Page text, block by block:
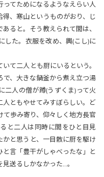
てためになるようなえらい人
、寒山というものがおり、じ
ると。そう教えられて閭は、
した。衣服を改め、輿(こし)に
て二人とも厨にいるという。
、大きな鍋釜から煮え立つ湯
二人の僧が蹲(うずくま)って火
人ともやせてみすぼらしい。ど
歩み寄り、仰々しく地方長官
と二人は同時に閭をひと目見
と思うと、一目散に厨を駆け
言「豊干がしゃべったな」と
送るしかなかった…。